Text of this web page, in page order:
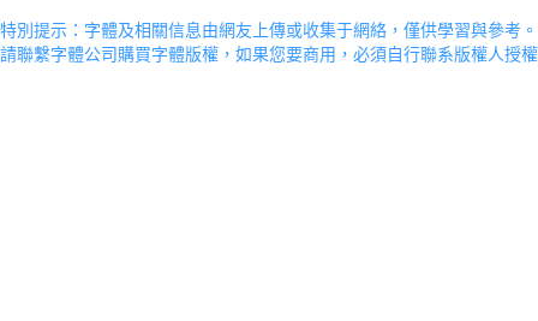
特別提示：字體及相關信息由網友上傳或收集于網絡，僅供學習與參考
請聯繫字體公司購買字體版權，如果您要商用，必須自行聯系版權人授